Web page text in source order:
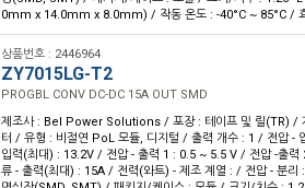
0mm x 14.0mm x 8.0mm) / 작동 온도 : -40°C ~ 85°C /
상품번호 : 2446964
ZY7015LG-T2
PROGBL CONV DC-DC 15A OUT SMD
제조사 : Bel Power Solutions / 포장 : 테이프 및 릴(TR) /
터 / 유형 : 비절연 PoL 모듈, 디지털 / 출력 개수 : 1 / 전압 -
입력(최대) : 13.2V / 전압 - 출력 1 : 0.5 ~ 5.5 V / 전압 -출
류 - 출력(최대) : 15A / 전력(와트) - 제조 계열 : / 전압 - 분